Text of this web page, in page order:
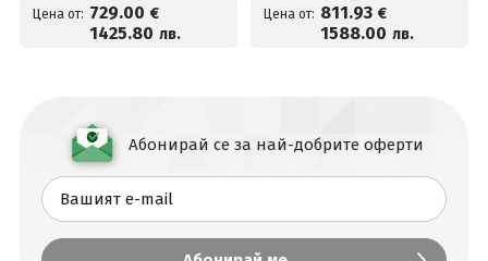
Цена от: 729.00 €
1425.80 лв.
Цена от: 811.93 €
1588.00 лв.
Абонирай се за най-добрите оферти